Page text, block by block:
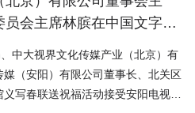
会主席林膑在中国文字博
中大视界文化传媒产业（北京）有
（安阳）有限公司董事长、北关区
写春联送祝福活动接受安阳电视台